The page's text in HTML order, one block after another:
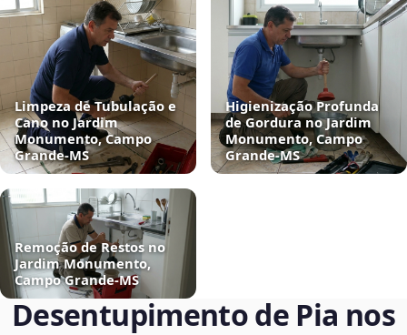
Limpeza de Tubulação e
Cano no Jardim
Monumento, Campo
Grande‑MS
Higienização Profunda
de Gordura no Jardim
Monumento, Campo
Grande‑MS
Remoção de Restos no
Jardim Monumento,
Campo Grande‑MS
Desentupimento de Pia nos